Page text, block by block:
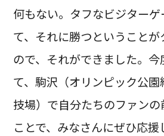
何もない。タフなビジター
て、それに勝つということ
ので、それができました。今
て、駒沢（オリンピック公
技場）で自分たちのファン
ことで、みなさんにぜひ応援